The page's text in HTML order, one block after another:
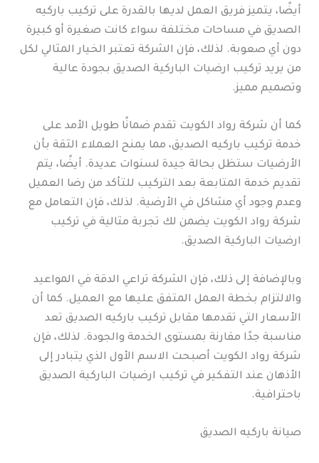
أيضًا، يتميز فريق العمل لديها بالقدرة على تركيب باركيه
الصديق في مساحات مختلفة سواء كانت صغيرة أو كبيرة
دون أي صعوبة. لذلك، فإن الشركة تعتبر الخيار المثالي لكل
من يريد تركيب ارضيات الباركية الصديق بجودة عالية
وتصميم مميز.
كما أن شركة رواد الكويت تقدم ضمانًا طويل الأمد على
خدمة تركيب باركيه الصديق، مما يمنح العملاء الثقة بأن
الأرضيات ستظل بحالة جيدة لسنوات عديدة. أيضًا، يتم
تقديم خدمة المتابعة بعد التركيب للتأكد من رضا العميل
وعدم وجود أي مشاكل في الأرضية. لذلك، فإن التعامل مع
شركة رواد الكويت يضمن لك تجربة مثالية في تركيب
ارضيات الباركية الصديق.
وبالإضافة إلى ذلك، فإن الشركة تراعي الدقة في المواعيد
والالتزام بخطة العمل المتفق عليها مع العميل. كما أن
الأسعار التي تقدمها مقابل تركيب باركيه الصديق تعد
مناسبة جدًا مقارنة بمستوى الخدمة والجودة. لذلك، فإن
شركة رواد الكويت أصبحت الاسم الأول الذي يتبادر إلى
الأذهان عند التفكير في تركيب ارضيات الباركية الصديق
باحترافية.
صيانة باركيه الصديق